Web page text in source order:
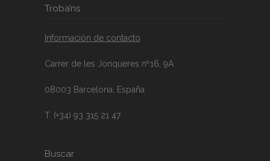
Troba’ns
Información de contacto
Carrer de les Jonqueres nº16, 9A
08003 Barcelona, España
T. (+34) 93 315 21 47
Buscar